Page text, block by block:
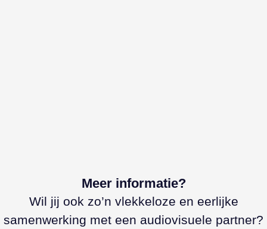
Meer informatie?
Wil jij ook zo’n vlekkeloze en eerlijke
samenwerking met een audiovisuele partner?